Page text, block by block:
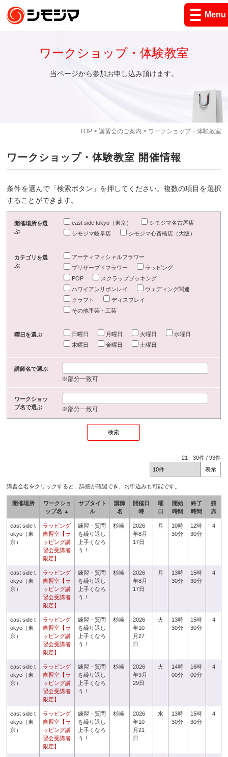
Menu
TOP> 講習会のご案内 > ワークショップ・体験教室
ワークショップ・体験教室
当ページから参加お申し込み頂けます。
ワークショップ・体験教室 開催情報
条件を選んで「検索ボタン」を押してください。複数の項目を選択
することができます。
開催場所を選
ぶ
east side tokyo（東京）
シモジマ名古屋店
シモジマ岐阜店
シモジマ心斎橋店（大阪）
カテゴリを選
ぶ
アーティフィシャルフラワー
プリザーブドフラワー
ラッピング
POP
スクラップブッキング
ハワイアンリボンレイ
ウェディング関連
クラフト
ディスプレイ
その他手芸・工芸
曜日を選ぶ 日曜日 月曜日 火曜日
水曜日
木曜日
金曜日 土曜日
講師名で選ぶ
※部分一致可
ワークショッ
プ名で選ぶ
※部分一致可
21 -30件 /93件
講習会名をクリックすると、詳細が確認でき、お申込みも可能です。
開催場所
ワークショ
ップ名 ▲
サブタイト
ル
講師
名
開催日
時
曜
日
開始
時間
終了
時間
残
席
east side t
okyo（東
京）
ラッピング
自習室【ラ
ッピング講
習会受講者
限定】
練習・質問
を繰り返し
上手くなろ
う！
杉崎
2026
年8月
17日
月
10時
30分
12時
30分
4
east side t
okyo（東
京）
ラッピング
自習室【ラ
ッピング講
習会受講者
限定】
練習・質問
を繰り返し
上手くなろ
う！
杉崎
2026
年8月
17日
月
13時
30分
15時
30分
4
east side t
okyo（東
京）
ラッピング
自習室【ラ
ッピング講
習会受講者
限定】
練習・質問
を繰り返し
上手くなろ
う！
杉崎
2026
年10
月27
日
火
13時
30分
15時
30分
4
east side t
okyo（東
京）
ラッピング
自習室【ラ
ッピング講
習会受講者
限定】
練習・質問
を繰り返し
上手くなろ
う！
杉崎
2026
年9月
29日
火
14時
00分
16時
00分
4
east side t
okyo（東
京）
ラッピング
自習室【ラ
ッピング講
習会受講者
限定】
練習・質問
を繰り返し
上手くなろ
う！
杉崎
2026
年10
月21
日
水
13時
30分
15時
30分
4